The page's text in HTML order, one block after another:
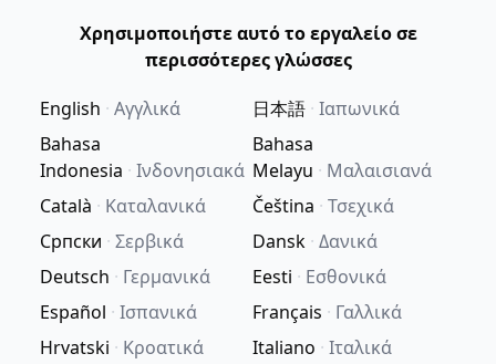
Χρησιμοποιήστε αυτό το εργαλείο σε
περισσότερες γλώσσες
English · Αγγλικά 日本語 · Ιαπωνικά
Bahasa
Indonesia · Ινδονησιακά
Bahasa
Melayu · Μαλαισιανά
Català · Καταλανικά Čeština · Τσεχικά
Српски · Σερβικά Dansk · Δανικά
Deutsch · Γερμανικά Eesti · Εσθονικά
Español · Ισπανικά Français · Γαλλικά
Hrvatski · Κροατικά Italiano · Ιταλικά